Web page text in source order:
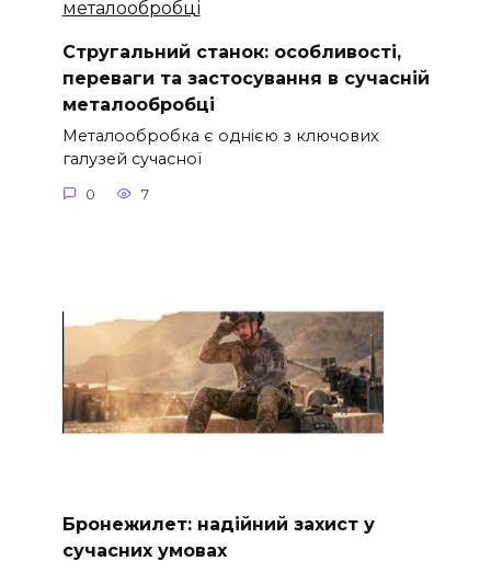
Стругальний станок: особливості,
переваги та застосування в сучасній
металообробці
Металообробка є однією з ключових
галузей сучасної
0 7
Бронежилет: надійний захист у
сучасних умовах